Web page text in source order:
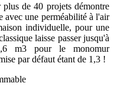
plus de 40 projets démontre
avec une perméabilité à l'air
individuelle, pour une
laisse passer jusqu'à
m3 pour le monomur
par défaut étant de 1,3 !